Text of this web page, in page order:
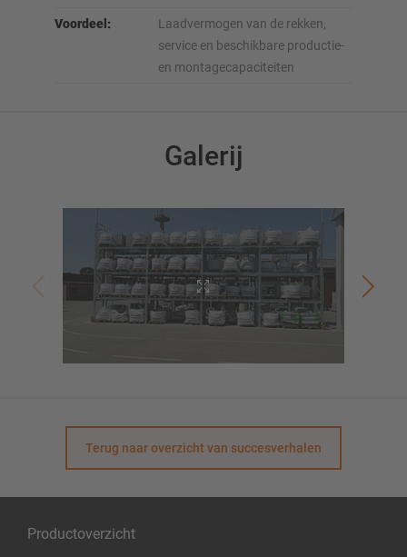
Voordeel:
Laadvermogen van de rekken,
service en beschikbare productie-
en montagecapaciteiten
Galerij
Terug naar overzicht van succesverhalen
Productoverzicht